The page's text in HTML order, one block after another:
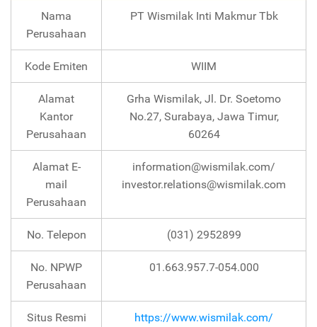
Nama
Perusahaan
PT Wismilak Inti Makmur Tbk
Kode Emiten WIIM
Alamat
Kantor
Perusahaan
Grha Wismilak, Jl. Dr. Soetomo
No.27, Surabaya, Jawa Timur,
60264
Alamat E-
mail
Perusahaan
information@wismilak.com/
investor.relations@wismilak.com
No. Telepon (031) 2952899
No. NPWP
Perusahaan
01.663.957.7-054.000
Situs Resmi https://www.wismilak.com/